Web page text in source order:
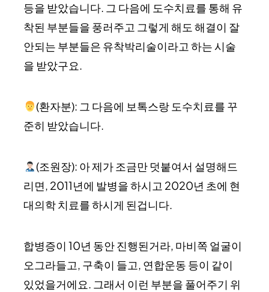
등을 받았습니다. 그 다음에 도수치료를 통해 유
착된 부분들을 풍러주고 그렇게 해도 해결이 잘
안되는 부분들은 유착박리술이라고 하는 시술
을 받았구요.
(환자분): 그 다음에 보톡스랑 도수치료를 꾸
준히 받았습니다.
(조원장): 아 제가 조금만 덧붙여서 설명해드
리면, 2011년에 발병을 하시고 2020년 초에 현
대의학 치료를 하시게 된겁니다.
합병증이 10년 동안 진행된거라, 마비쪽 얼굴이
오그라들고, 구축이 들고, 연합운동 등이 같이
있었을거에요. 그래서 이런 부분을 풀어주기 위